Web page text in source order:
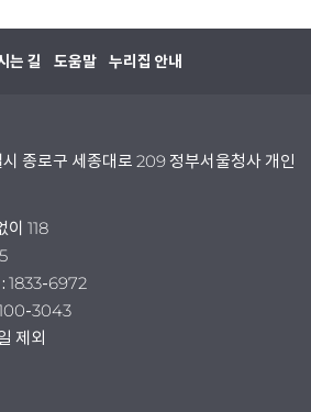
는 길 도움말 누리집 안내
종로구 세종대로 209 정부서울청사 개인
이 118
1833-6972
3043
제외